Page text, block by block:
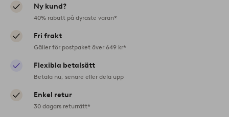
Ny kund?
40% rabatt på dyraste varan*
Fri frakt
Gäller för postpaket över 649 kr*
Flexibla betalsätt
Betala nu, senare eller dela upp
Enkel retur
30 dagars returrätt*